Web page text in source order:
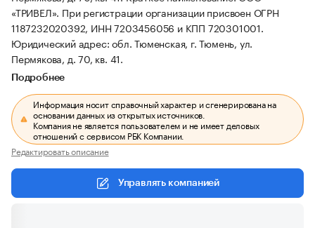
«ТРИВЕЛ». При регистрации организации присвоен ОГРН
1187232020392, ИНН 7203456056 и КПП 720301001.
Юридический адрес: обл. Тюменская, г. Тюмень, ул.
Пермякова, д. 70, кв. 41.
Подробнее
Информация носит справочный характер и сгенерирована на
основании данных из открытых источников.
Компания не является пользователем и не имеет деловых
отношений с сервисом РБК Компании.
Редактировать описание
Управлять компанией